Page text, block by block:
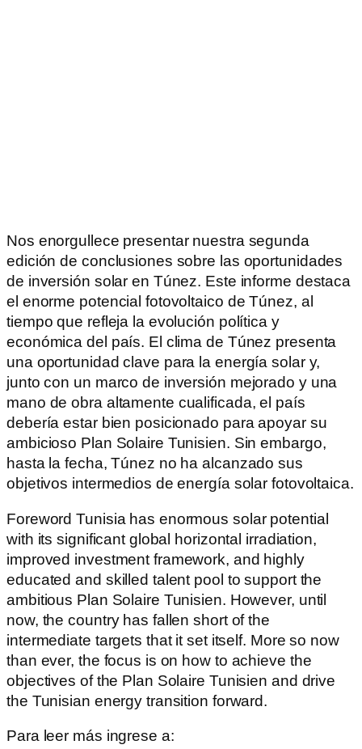
Nos enorgullece presentar nuestra segunda
edición de conclusiones sobre las oportunidades
de inversión solar en Túnez. Este informe destaca
el enorme potencial fotovoltaico de Túnez, al
tiempo que refleja la evolución política y
económica del país. El clima de Túnez presenta
una oportunidad clave para la energía solar y,
junto con un marco de inversión mejorado y una
mano de obra altamente cualificada, el país
debería estar bien posicionado para apoyar su
ambicioso Plan Solaire Tunisien. Sin embargo,
hasta la fecha, Túnez no ha alcanzado sus
objetivos intermedios de energía solar fotovoltaica.
Foreword Tunisia has enormous solar potential
with its significant global horizontal irradiation,
improved investment framework, and highly
educated and skilled talent pool to support the
ambitious Plan Solaire Tunisien. However, until
now, the country has fallen short of the
intermediate targets that it set itself. More so now
than ever, the focus is on how to achieve the
objectives of the Plan Solaire Tunisien and drive
the Tunisian energy transition forward.
Para leer más ingrese a: